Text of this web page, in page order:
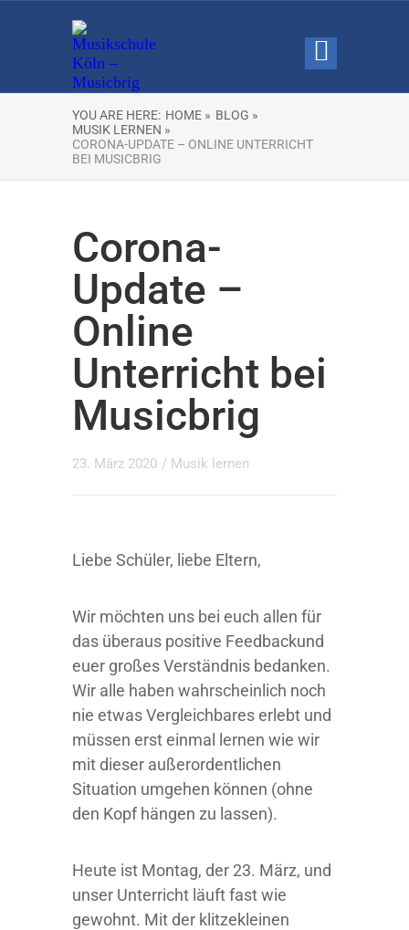
YOU ARE HERE: HOME » BLOG »
MUSIK LERNEN »
CORONA-UPDATE – ONLINE UNTERRICHT
BEI MUSICBRIG
Corona-
Update –
Online
Unterricht bei
Musicbrig
23. März 2020 / Musik lernen
Liebe Schüler, liebe Eltern,
Wir möchten uns bei euch allen für
das überaus positive Feedbackund
euer großes Verständnis bedanken.
Wir alle haben wahrscheinlich noch
nie etwas Vergleichbares erlebt und
müssen erst einmal lernen wie wir
mit dieser außerordentlichen
Situation umgehen können (ohne
den Kopf hängen zu lassen).
Heute ist Montag, der 23. März, und
unser Unterricht läuft fast wie
gewohnt. Mit der klitzekleinen